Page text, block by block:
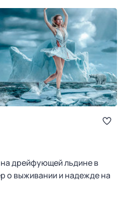
дрейфующей льдине в
о выживании и надежде на